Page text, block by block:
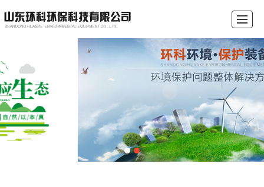
产品展示 行业资讯成功案例 环保沃在线联系我们 环保税计算器